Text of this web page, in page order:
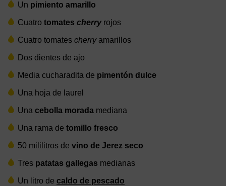
Un pimiento amarillo
Cuatro tomates cherry rojos
Cuatro tomates cherryamarillos
Dos dientes de ajo
Media cucharadita de pimentón dulce
Una hoja de laurel
Una cebolla morada mediana
Una rama de tomillo fresco
50 mililitros de vino de Jerez seco
Tres patatas gallegas medianas
Un litro de caldo de pescado